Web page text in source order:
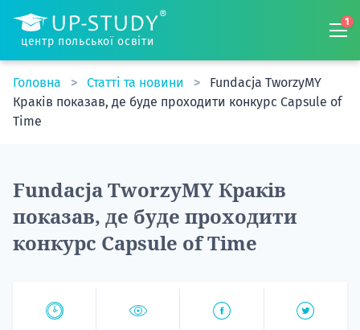
центр польської освіти
1
Головна Статті та новини
Fundacja TworzyMY
Краків показав, де буде проходити конкурс Capsule of
Time
Fundacja TworzyMY Краків
показав, де буде проходити
конкурс Capsule of Time